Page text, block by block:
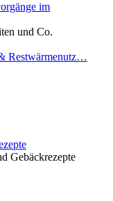
im
und Co.
Restwärmenutz…
Gebäckrezepte